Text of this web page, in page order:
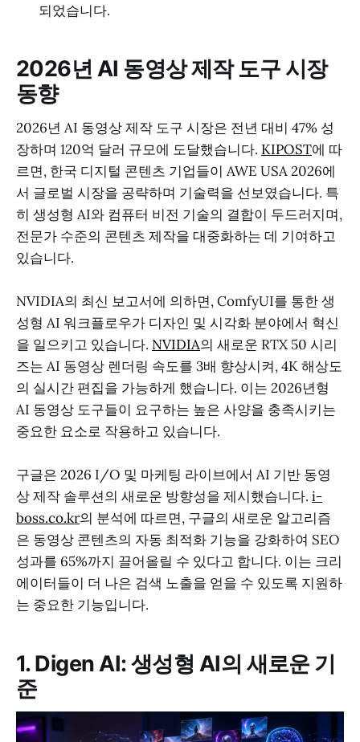
되었습니다.
2026년 AI 동영상 제작 도구 시장
동향
2026년 AI 동영상 제작 도구 시장은 전년 대비 47% 성
장하며 120억 달러 규모에 도달했습니다. KIPOST에 따
르면, 한국 디지털 콘텐츠 기업들이 AWE USA 2026에
서 글로벌 시장을 공략하며 기술력을 선보였습니다. 특
히 생성형 AI와 컴퓨터 비전 기술의 결합이 두드러지며,
전문가 수준의 콘텐츠 제작을 대중화하는 데 기여하고
있습니다.
NVIDIA의 최신 보고서에 의하면, ComfyUI를 통한 생
성형 AI 워크플로우가 디자인 및 시각화 분야에서 혁신
을 일으키고 있습니다. NVIDIA의 새로운 RTX 50 시리
즈는 AI 동영상 렌더링 속도를 3배 향상시켜, 4K 해상도
의 실시간 편집을 가능하게 했습니다. 이는 2026년형
AI 동영상 도구들이 요구하는 높은 사양을 충족시키는
중요한 요소로 작용하고 있습니다.
구글은 2026 I/O 및 마케팅 라이브에서 AI 기반 동영
상 제작 솔루션의 새로운 방향성을 제시했습니다. i-
boss.co.kr의 분석에 따르면, 구글의 새로운 알고리즘
은 동영상 콘텐츠의 자동 최적화 기능을 강화하여 SEO
성과를 65%까지 끌어올릴 수 있다고 합니다. 이는 크리
에이터들이 더 나은 검색 노출을 얻을 수 있도록 지원하
는 중요한 기능입니다.
1. Digen AI: 생성형 AI의 새로운 기
준